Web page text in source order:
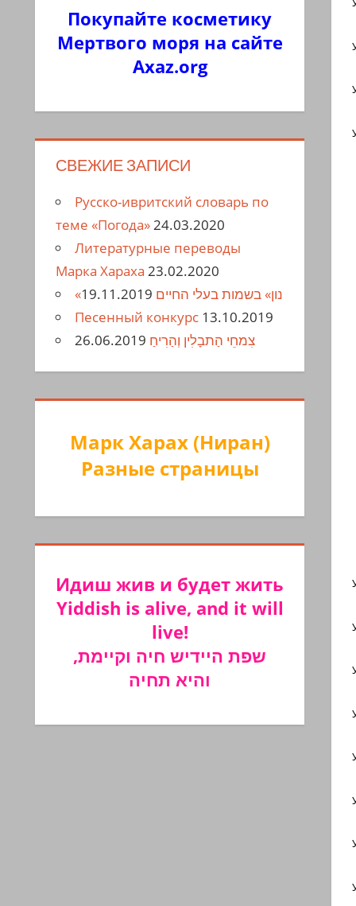
Покупайте косметику
Мертвого моря на сайте
Axaz.org
СВЕЖИЕ ЗАПИСИ
Русско-ивритский словарь по
теме «Погода»24.03.2020
Литературные переводы
Марка Хараха 23.02.2020
«נון» בשמות בעלי החיים 19.11.2019
Песенный конкурс 13.10.2019
צִמחֵי הַתבָלִין וְהַרִיחַ 26.06.2019
Марк Харах (Ниран)
Разные страницы
Идиш жив и будет жить
Yiddish is alive, and it will
live!
שפת היידיש חיה וקיימת,
והיא תחיה